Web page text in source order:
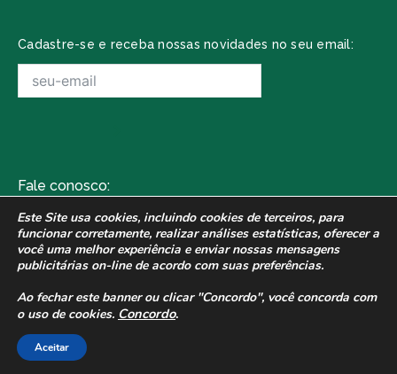
Cadastre-se e receba nossas novidades no seu email:
Fale conosco:
Av. Wilson Folador, 1531
(16) 3242-4141
contato@plantseed.com.br
2021 - Plantseed, uma empresa do grupo
Plantytec. Todos os direitos reservados.
Este Site usa cookies, incluindo cookies de terceiros, para
funcionar corretamente, realizar análises estatísticas, oferecer a
você uma melhor experiência e enviar nossas mensagens
publicitárias on-line de acordo com suas preferências.
Ao fechar este banner ou clicar "Concordo", você concorda com
o uso de cookies. Concordo.
Aceitar